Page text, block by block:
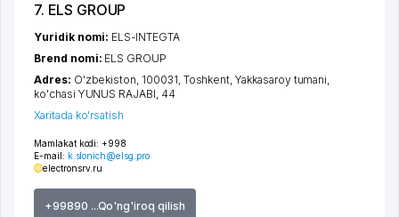
7. ELS GROUP
Mamlakat kodi: +998
E-mail: k.slonich@elsg.pro
electronsrv.ru
+99890 ...Qo'ng'iroq qilish
Yuridik nomi: ELS-INTEGTA
Brend nomi: ELS GROUP
Adres: O'zbekiston, 100031, Toshkent,Yakkasaroy tumani,
ko'chasi YUNUS RAJABI, 44
Xaritada ko'rsatish